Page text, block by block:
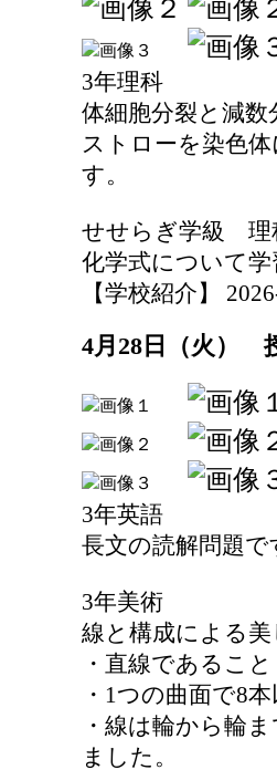
3年理科
体細胞分裂と減
ストローを染色
す。
せせらぎ学級 理
化学式について
【学校紹介】
4月28日（火）
3年英語
長文の読解問題で
3年美術
線と構成による
・直線であること
・1つの曲面で8
・線は輪から輪
ました。